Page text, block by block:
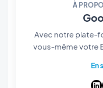
À
Avec notre plate-
vous-même votre
administrez
interface tout en
En